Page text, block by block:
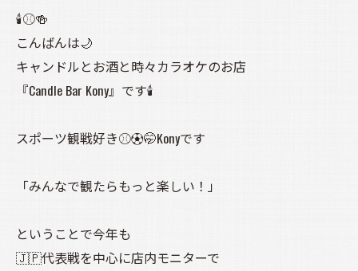
🕯️⚾🍻
こんばんは🌙
キャンドルとお酒と時々カラオケのお店
『Candle Bar Kony』です🕯️
スポーツ観戦好き⚾⚽️🤭Konyです
「みんなで観たらもっと楽しい！」
ということで今年も
🇯🇵代表戦を中心に店内モニターで